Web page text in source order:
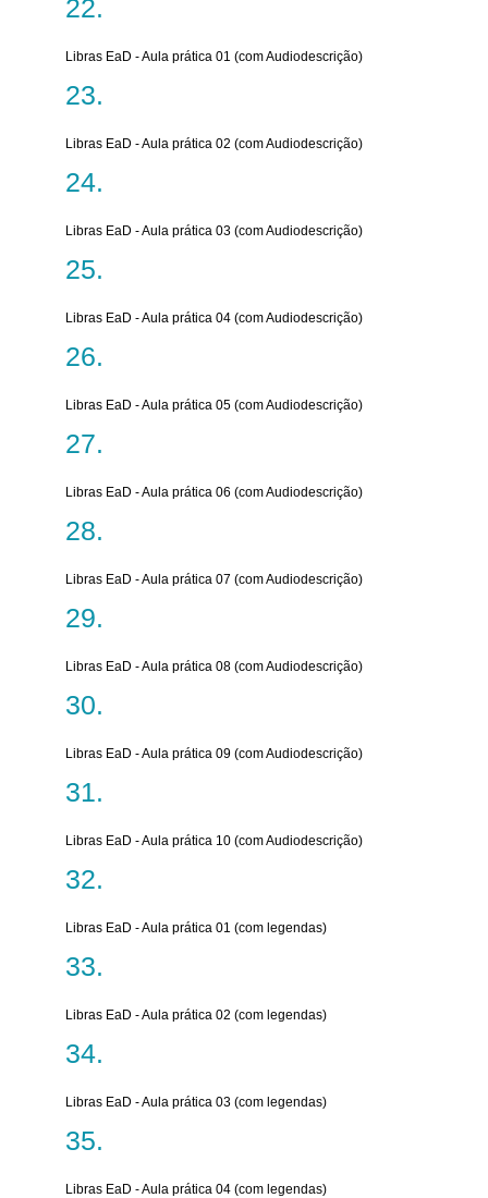
Libras EaD - Aula prática 01 (com Audiodescrição)
Libras EaD - Aula prática 02 (com Audiodescrição)
Libras EaD - Aula prática 03 (com Audiodescrição)
Libras EaD - Aula prática 04 (com Audiodescrição)
Libras EaD - Aula prática 05 (com Audiodescrição)
Libras EaD - Aula prática 06 (com Audiodescrição)
Libras EaD - Aula prática 07 (com Audiodescrição)
Libras EaD - Aula prática 08 (com Audiodescrição)
Libras EaD - Aula prática 09 (com Audiodescrição)
Libras EaD - Aula prática 10 (com Audiodescrição)
Libras EaD - Aula prática 01 (com legendas)
Libras EaD - Aula prática 02 (com legendas)
Libras EaD - Aula prática 03 (com legendas)
Libras EaD - Aula prática 04 (com legendas)